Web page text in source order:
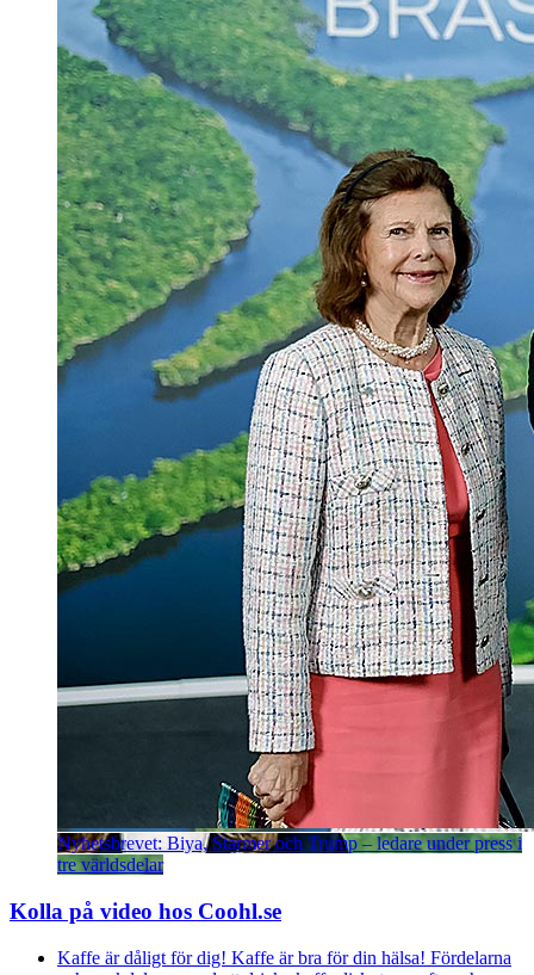
Nyhetsbrevet: Biya, Starmer och Trump – ledare under press i
tre världsdelar
Kolla på video hos Coohl.se
Kaffe är dåligt för dig! Kaffe är bra för din hälsa! Fördelarna